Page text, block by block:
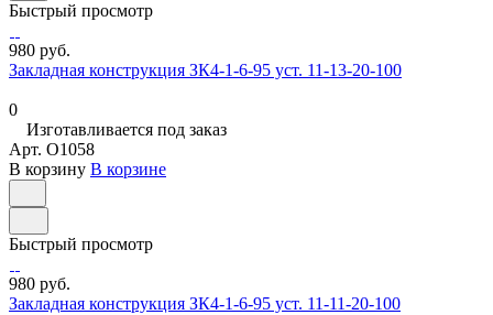
Быстрый просмотр
980 руб.
Закладная конструкция ЗК4-1-6-95 уст. 11-13-20-100
0
Изготавливается под заказ
Арт. O1058
В корзину В корзине
Быстрый просмотр
980 руб.
Закладная конструкция ЗК4-1-6-95 уст. 11-11-20-100